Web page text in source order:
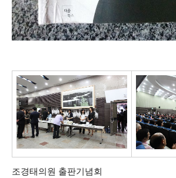
조경태의원 출판기념회